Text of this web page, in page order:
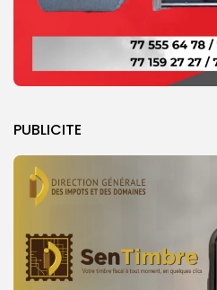
PUBLICITE